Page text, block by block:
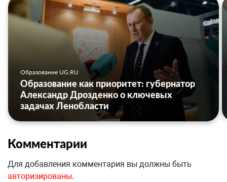
Образование UG.RU
Образование как приоритет: губернатор
Александр Дрозденко о ключевых
задачах Ленобласти
Комментарии
Для добавления комментария вы должны быть
авторизированы.